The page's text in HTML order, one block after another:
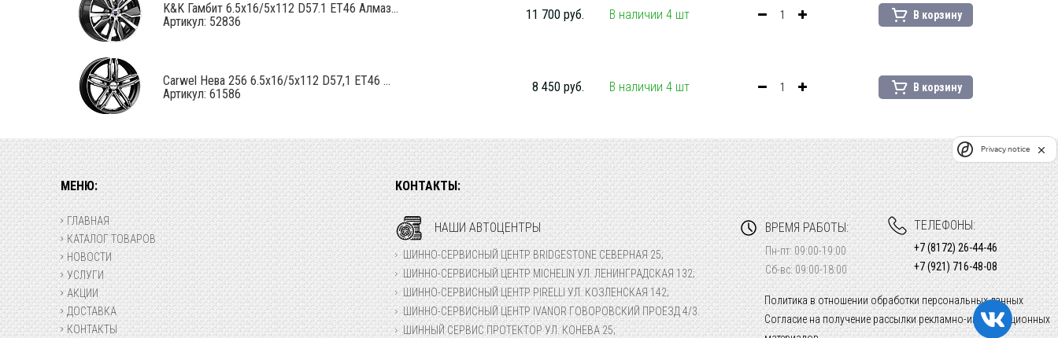
K&K Гамбит 6.5x16/5x112 D57.1 ET46 Алмаз...
Артикул: 52836
11 700 руб. В наличии 4 шт В корзину
Carwel Нева 256 6.5x16/5x112 D57,1 ET46 ...
Артикул: 61586
8 450 руб. В наличии 4 шт В корзину
МЕНЮ:
ГЛАВНАЯ
КАТАЛОГ ТОВАРОВ
НОВОСТИ
УСЛУГИ
АКЦИИ
ДОСТАВКА
КОНТАКТЫ
КОНТАКТЫ:
НАШИ АВТОЦЕНТРЫ
ШИННО-СЕРВИСНЫЙ ЦЕНТР BRIDGESTONE СЕВЕРНАЯ 25;
ШИННО-СЕРВИСНЫЙ ЦЕНТР MICHELIN УЛ. ЛЕНИНГРАДСКАЯ 132;
ШИННО-СЕРВИСНЫЙ ЦЕНТР PIRELLI УЛ. КОЗЛЕНСКАЯ 142;
ШИННО-СЕРВИСНЫЙ ЦЕНТР IVANOR ГОВОРОВСКИЙ ПРОЕЗД 4/3.
ШИННЫЙ СЕРВИС ПРОТЕКТОР УЛ. КОНЕВА 25;
ВРЕМЯ РАБОТЫ:
Пн-пт: 09:00-19:00
Сб-вс: 09:00-18:00
Политика в отношении обработки персональных данных
Согласие на получение рассылки рекламно-информационных
ТЕЛЕФОНЫ:
+7 (8172) 26-44-46
+7 (921) 716-48-08
Privacy notice